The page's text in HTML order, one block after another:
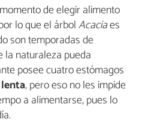
de elegir alimento
lo que el árbolAcaciaes
son temporadas de
la naturaleza pueda
posee cuatro estómagos
, pero eso no les impide
a alimentarse, pues lo